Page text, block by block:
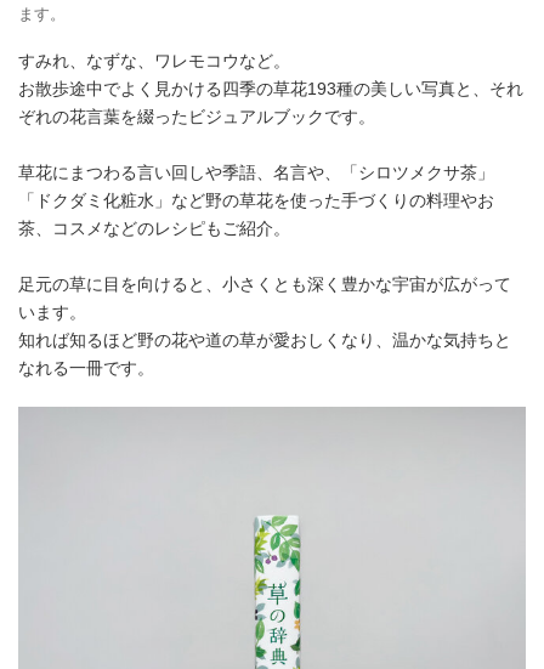
ます。
すみれ、なずな、ワレモコウなど。
お散歩途中でよく見かける四季の草花193種の美しい写真と、それ
ぞれの花言葉を綴ったビジュアルブックです。
草花にまつわる言い回しや季語、名言や、「シロツメクサ茶」
「ドクダミ化粧水」など野の草花を使った手づくりの料理やお
茶、コスメなどのレシピもご紹介。
足元の草に目を向けると、小さくとも深く豊かな宇宙が広がって
います。
知れば知るほど野の花や道の草が愛おしくなり、温かな気持ちと
なれる一冊です。